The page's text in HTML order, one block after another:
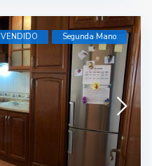
VENDIDO Segunda Mano